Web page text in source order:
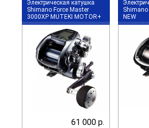
Электрическая катушка
Shimano Force Master
3000XP MUTEKI MOTOR+
61 000 р.
NEW